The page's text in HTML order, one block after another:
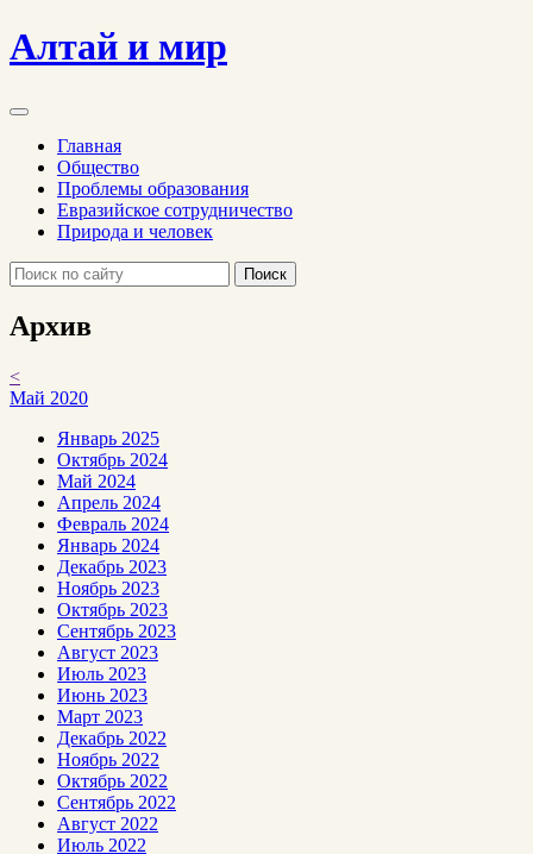
Алтай и мир
Главная
Общество
Проблемы образования
Евразийское сотрудничество
Природа и человек
Поиск
Архив
<
Май 2020
Январь 2025
Октябрь 2024
Май 2024
Апрель 2024
Февраль 2024
Январь 2024
Декабрь 2023
Ноябрь 2023
Октябрь 2023
Сентябрь 2023
Август 2023
Июль 2023
Июнь 2023
Март 2023
Декабрь 2022
Ноябрь 2022
Октябрь 2022
Сентябрь 2022
Август 2022
Июль 2022